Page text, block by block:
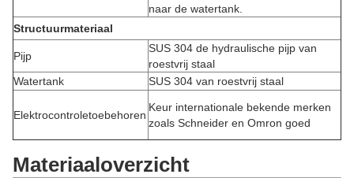
naar de watertank.
Structuurmateriaal
Pijp
SUS 304 de hydraulische pijp van
roestvrij staal
Watertank
SUS 304 van roestvrij staal
Elektrocontroletoebehoren
Keur internationale bekende merken
zoals Schneider en Omron goed
Materiaaloverzicht